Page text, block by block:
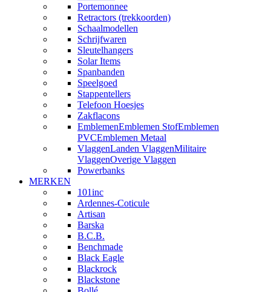
Portemonnee
Retractors (trekkoorden)
Schaalmodellen
Schrijfwaren
Sleutelhangers
Solar Items
Spanbanden
Speelgoed
Stappentellers
Telefoon Hoesjes
Zakflacons
EmblemenEmblemen StofEmblemen
PVCEmblemen Metaal
VlaggenLanden VlaggenMilitaire
VlaggenOverige Vlaggen
Powerbanks
MERKEN
101inc
Ardennes-Coticule
Artisan
Barska
B.C.B.
Benchmade
Black Eagle
Blackrock
Blackstone